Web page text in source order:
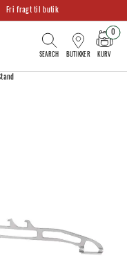
Fri fragt til butik
BUTIKKER KURV
0